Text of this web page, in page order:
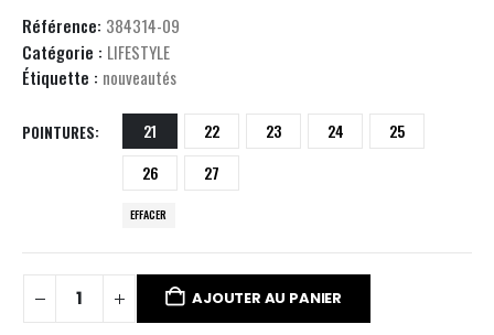
Référence: 384314-09
Catégorie : LIFESTYLE
Étiquette : nouveautés
POINTURES 21 22 23 24
25
26
27
EFFACER
AJOUTER AU PANIER